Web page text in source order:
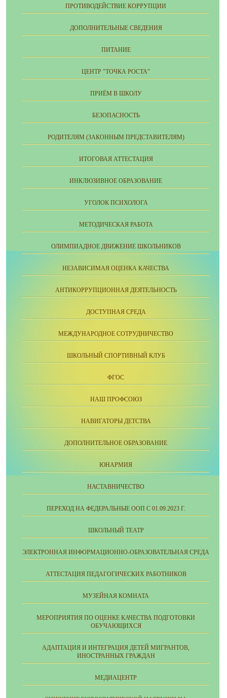
ПРОТИВОДЕЙСТВИЕ КОРРУПЦИИ
ДОПОЛНИТЕЛЬНЫЕ СВЕДЕНИЯ
ПИТАНИЕ
ЦЕНТР "ТОЧКА РОСТА"
ПРИЁМ В ШКОЛУ
БЕЗОПАСНОСТЬ
РОДИТЕЛЯМ (ЗАКОННЫМ ПРЕДСТАВИТЕЛЯМ)
ИТОГОВАЯ АТТЕСТАЦИЯ
ИНКЛЮЗИВНОЕ ОБРАЗОВАНИЕ
УГОЛОК ПСИХОЛОГА
МЕТОДИЧЕСКАЯ РАБОТА
ОЛИМПИАДНОЕ ДВИЖЕНИЕ ШКОЛЬНИКОВ
НЕЗАВИСИМАЯ ОЦЕНКА КАЧЕСТВА
АНТИКОРРУПЦИОННАЯ ДЕЯТЕЛЬНОСТЬ
ДОСТУПНАЯ СРЕДА
МЕЖДУНАРОДНОЕ СОТРУДНИЧЕСТВО
ШКОЛЬНЫЙ СПОРТИВНЫЙ КЛУБ
ФГОС
НАШ ПРОФСОЮЗ
НАВИГАТОРЫ ДЕТСТВА
ДОПОЛНИТЕЛЬНОЕ ОБРАЗОВАНИЕ
ЮНАРМИЯ
НАСТАВНИЧЕСТВО
ПЕРЕХОД НА ФЕДЕРАЛЬНЫЕ ООП С 01.09.2023 Г.
ШКОЛЬНЫЙ ТЕАТР
ЭЛЕКТРОННАЯ ИНФОРМАЦИОННО-ОБРАЗОВАТЕЛЬНАЯ СРЕДА
АТТЕСТАЦИЯ ПЕДАГОГИЧЕСКИХ РАБОТНИКОВ
МУЗЕЙНАЯ КОМНАТА
МЕРОПРИЯТИЯ ПО ОЦЕНКЕ КАЧЕСТВА ПОДГОТОВКИ
ОБУЧАЮЩИХСЯ
АДАПТАЦИЯ И ИНТЕГРАЦИЯ ДЕТЕЙ МИГРАНТОВ,
ИНОСТРАННЫХ ГРАЖДАН
МЕДИАЦЕНТР